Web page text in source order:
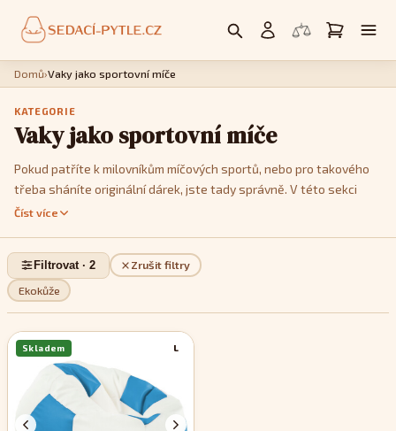
Domů›Vaky jako sportovní míče
KATEGORIE
Vaky jako sportovní míče
Pokud patříte k milovníkům míčových sportů, nebo pro takového
třeba sháníte originální dárek, jste tady správně. V této sekci
vám nabízíme sedací pytle designem imitující různé druhy míčů:
z více barevných variant abyste, co nejpřesněji vyhověli vkusu
jejich uživatele a vhodně sladili nový doplněk s ostatním
vybavením interiéru. Sedací vaky ve tvaru míče spolehlivě okouzlí
každého sportovního nadšence a poskytnou perfektní, stylové
místo pro odpočinek po sportovním výkonu nebo sledování
sportovních přenosů.
Číst více
Ekokůže
Zrušit filtry
Filtrovat · 2
L
Skladem